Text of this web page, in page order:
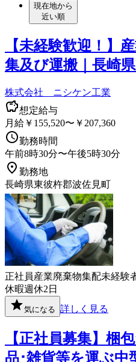
現在地から
近い順
【未経験歓迎！】
集及び運搬｜長崎
株式会社 ニシケン工業
想定給与
月給￥155,520〜￥207,360
勤務時間
午前8時30分〜午後5時30分
勤務地
長崎県東彼杵郡波佐見町
正社員産業廃棄物集配未経験
休暇週休2日
気になる 詳しく見る
【正社員募集】梱
品･雑貨等を運ぶ